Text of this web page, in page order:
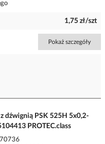
1,75 zł/szt
Pokaż szczegóły
dźwignią PSK 525H 5x0,2-
PROTEC.class